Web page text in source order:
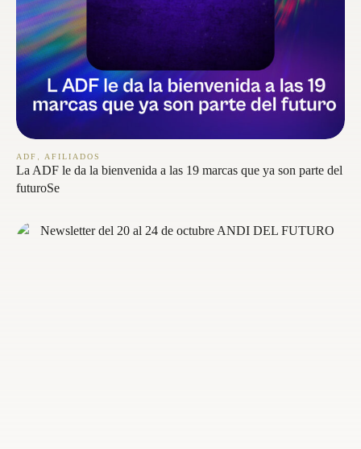
ADF AFILIADOS
La ADF le da la bienvenida a las 19 marcas que ya son parte del
futuroSe